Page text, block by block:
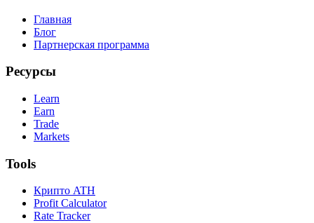
Главная
Блог
Партнерская программа
Ресурсы
Learn
Earn
Trade
Markets
Tools
Крипто ATH
Profit Calculator
Rate Tracker